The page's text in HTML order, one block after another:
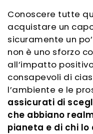
Conoscere tutte
acquistare un
sicuramente un
non è uno sforzo
all’impatto
consapevoli di
l’ambiente e le
assicurati di
che abbiano
pianeta e di chi lo